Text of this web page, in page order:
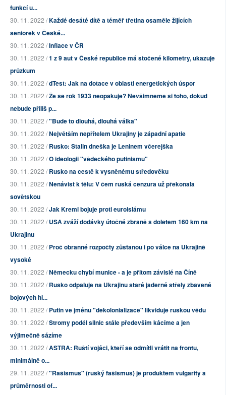
funkcí u...
30. 11. 2022 /Každé desáté dítě a téměř třetina osaměle žijících
seniorek v České...
30. 11. 2022 /Inflace v ČR
30. 11. 2022 /1 z 9 aut v České republice má stočené kilometry, ukazuje
průzkum
30. 11. 2022 /dTest: Jak na dotace v oblasti energetických úspor
30. 11. 2022 /Že se rok 1933 neopakuje? Nevšimneme si toho, dokud
nebude příliš p...
30. 11. 2022 /"Bude to dlouhá, dlouhá válka"
30. 11. 2022 /Největším nepřítelem Ukrajiny je západní apatie
30. 11. 2022 /Rusko: Stalin dneška je Leninem včerejška
30. 11. 2022 /O ideologii "vědeckého putinismu"
30. 11. 2022 /Rusko na cestě k vysněnému středověku
30. 11. 2022 /Nenávist k tělu: V čem ruská cenzura už překonala
sovětskou
30. 11. 2022 /Jak Kreml bojuje proti euroislámu
30. 11. 2022 /USA zváží dodávky útočné zbraně s doletem 160 km na
Ukrajinu
30. 11. 2022 /Proč obranné rozpočty zůstanou i po válce na Ukrajině
vysoké
30. 11. 2022 /Německu chybí munice - a je přitom závislé na Číně
30. 11. 2022 /Rusko odpaluje na Ukrajinu staré jaderné střely zbavené
bojových hl...
30. 11. 2022 /Putin ve jménu "dekolonializace" likviduje ruskou vědu
30. 11. 2022 /Stromy podél silnic stále především kácíme a jen
výjimečně sázíme
30. 11. 2022 /ASTRA: Ruští vojáci, kteří se odmítli vrátit na frontu,
minimálně o...
29. 11. 2022 /"Rašismus" (ruský fašismus) je produktem vulgarity a
průměrnosti of...